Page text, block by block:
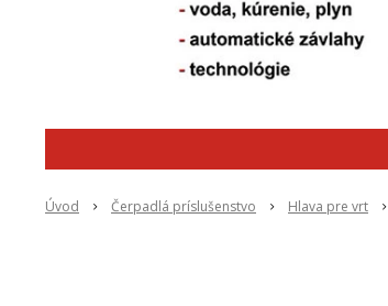
Úvod Čerpadlá príslušenstvo Hlava pre vrt